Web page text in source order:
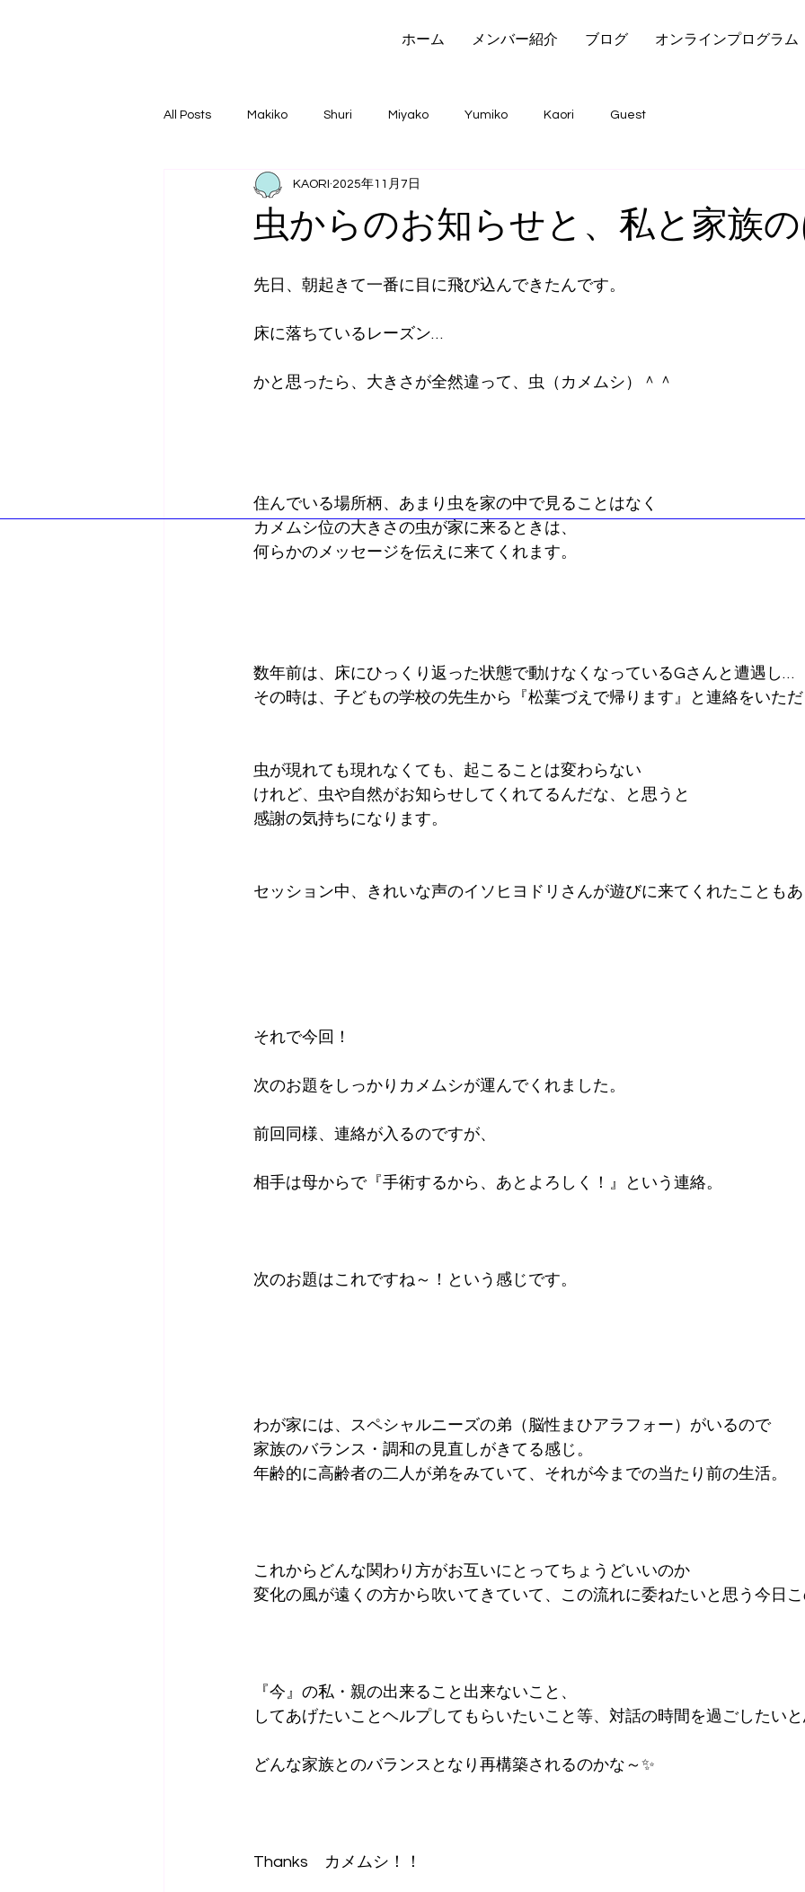
ホーム メンバー紹介 ブログ オンラインプログラム
All Posts Makiko Shuri Miyako Yumiko Kaori Guest
虫からのお知らせと、私と家族
KAORI 2025年11月7日
先日、朝起きて一番に目に飛び込んできたんです。
床に落ちているレーズン…
かと思ったら、大きさが全然違って、虫（カメムシ）＾＾
住んでいる場所柄、あまり虫を家の中で見ることはなく
カメムシ位の大きさの虫が家に来るときは、
何らかのメッセージを伝えに来てくれます。
数年前は、床にひっくり返った状態で動けなくなっているGさんと遭遇し…
その時は、子どもの学校の先生から『松葉づえで帰ります』と連絡をいた
虫が現れても現れなくても、起こることは変わらない
けれど、虫や自然がお知らせしてくれてるんだな、と思うと
感謝の気持ちになります。
セッション中、きれいな声のイソヒヨドリさんが遊びに来てくれたことも
それで今回！
次のお題をしっかりカメムシが運んでくれました。
前回同様、連絡が入るのですが、
相手は母からで『手術するから、あとよろしく！』という連絡。
次のお題はこれですね～！という感じです。
わが家には、スペシャルニーズの弟（脳性まひアラフォー）がいるので
家族のバランス・調和の見直しがきてる感じ。
年齢的に高齢者の二人が弟をみていて、それが今までの当たり前の生活。
これからどんな関わり方がお互いにとってちょうどいいのか
変化の風が遠くの方から吹いてきていて、この流れに委ねたいと思う今日
『今』の私・親の出来ること出来ないこと、
してあげたいことヘルプしてもらいたいこと等、対話の時間を過ごしたい
どんな家族とのバランスとなり再構築されるのかな～✨
Thanks　カメムシ！！